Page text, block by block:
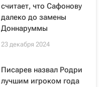
считает, что Сафонову
далеко до замены
Доннаруммы
23 декабря 2024
Писарев назвал Родри
лучшим игроком года